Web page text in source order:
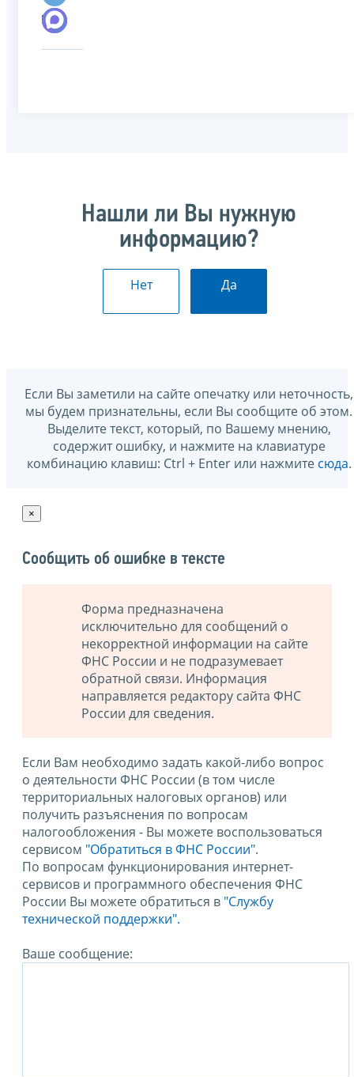
Нашли ли Вы нужную
информацию?
Нет Да
Если Вы заметили на сайте опечатку или неточность,
мы будем признательны, если Вы сообщите об этом.
Выделите текст, который, по Вашему мнению,
содержит ошибку, и нажмите на клавиатуре
комбинацию клавиш: Ctrl + Enter или нажмите сюда.
×
Сообщить об ошибке в тексте
Форма предназначена
исключительно для сообщений о
некорректной информации на сайте
ФНС России и не подразумевает
обратной связи. Информация
направляется редактору сайта ФНС
России для сведения.
Если Вам необходимо задать какой-либо вопрос
о деятельности ФНС России (в том числе
территориальных налоговых органов) или
получить разъяснения по вопросам
налогообложения - Вы можете воспользоваться
сервисом "Обратиться в ФНС России".
По вопросам функционирования интернет-
сервисов и программного обеспечения ФНС
России Вы можете обратиться в "Службу
технической поддержки".
Ваше сообщение: